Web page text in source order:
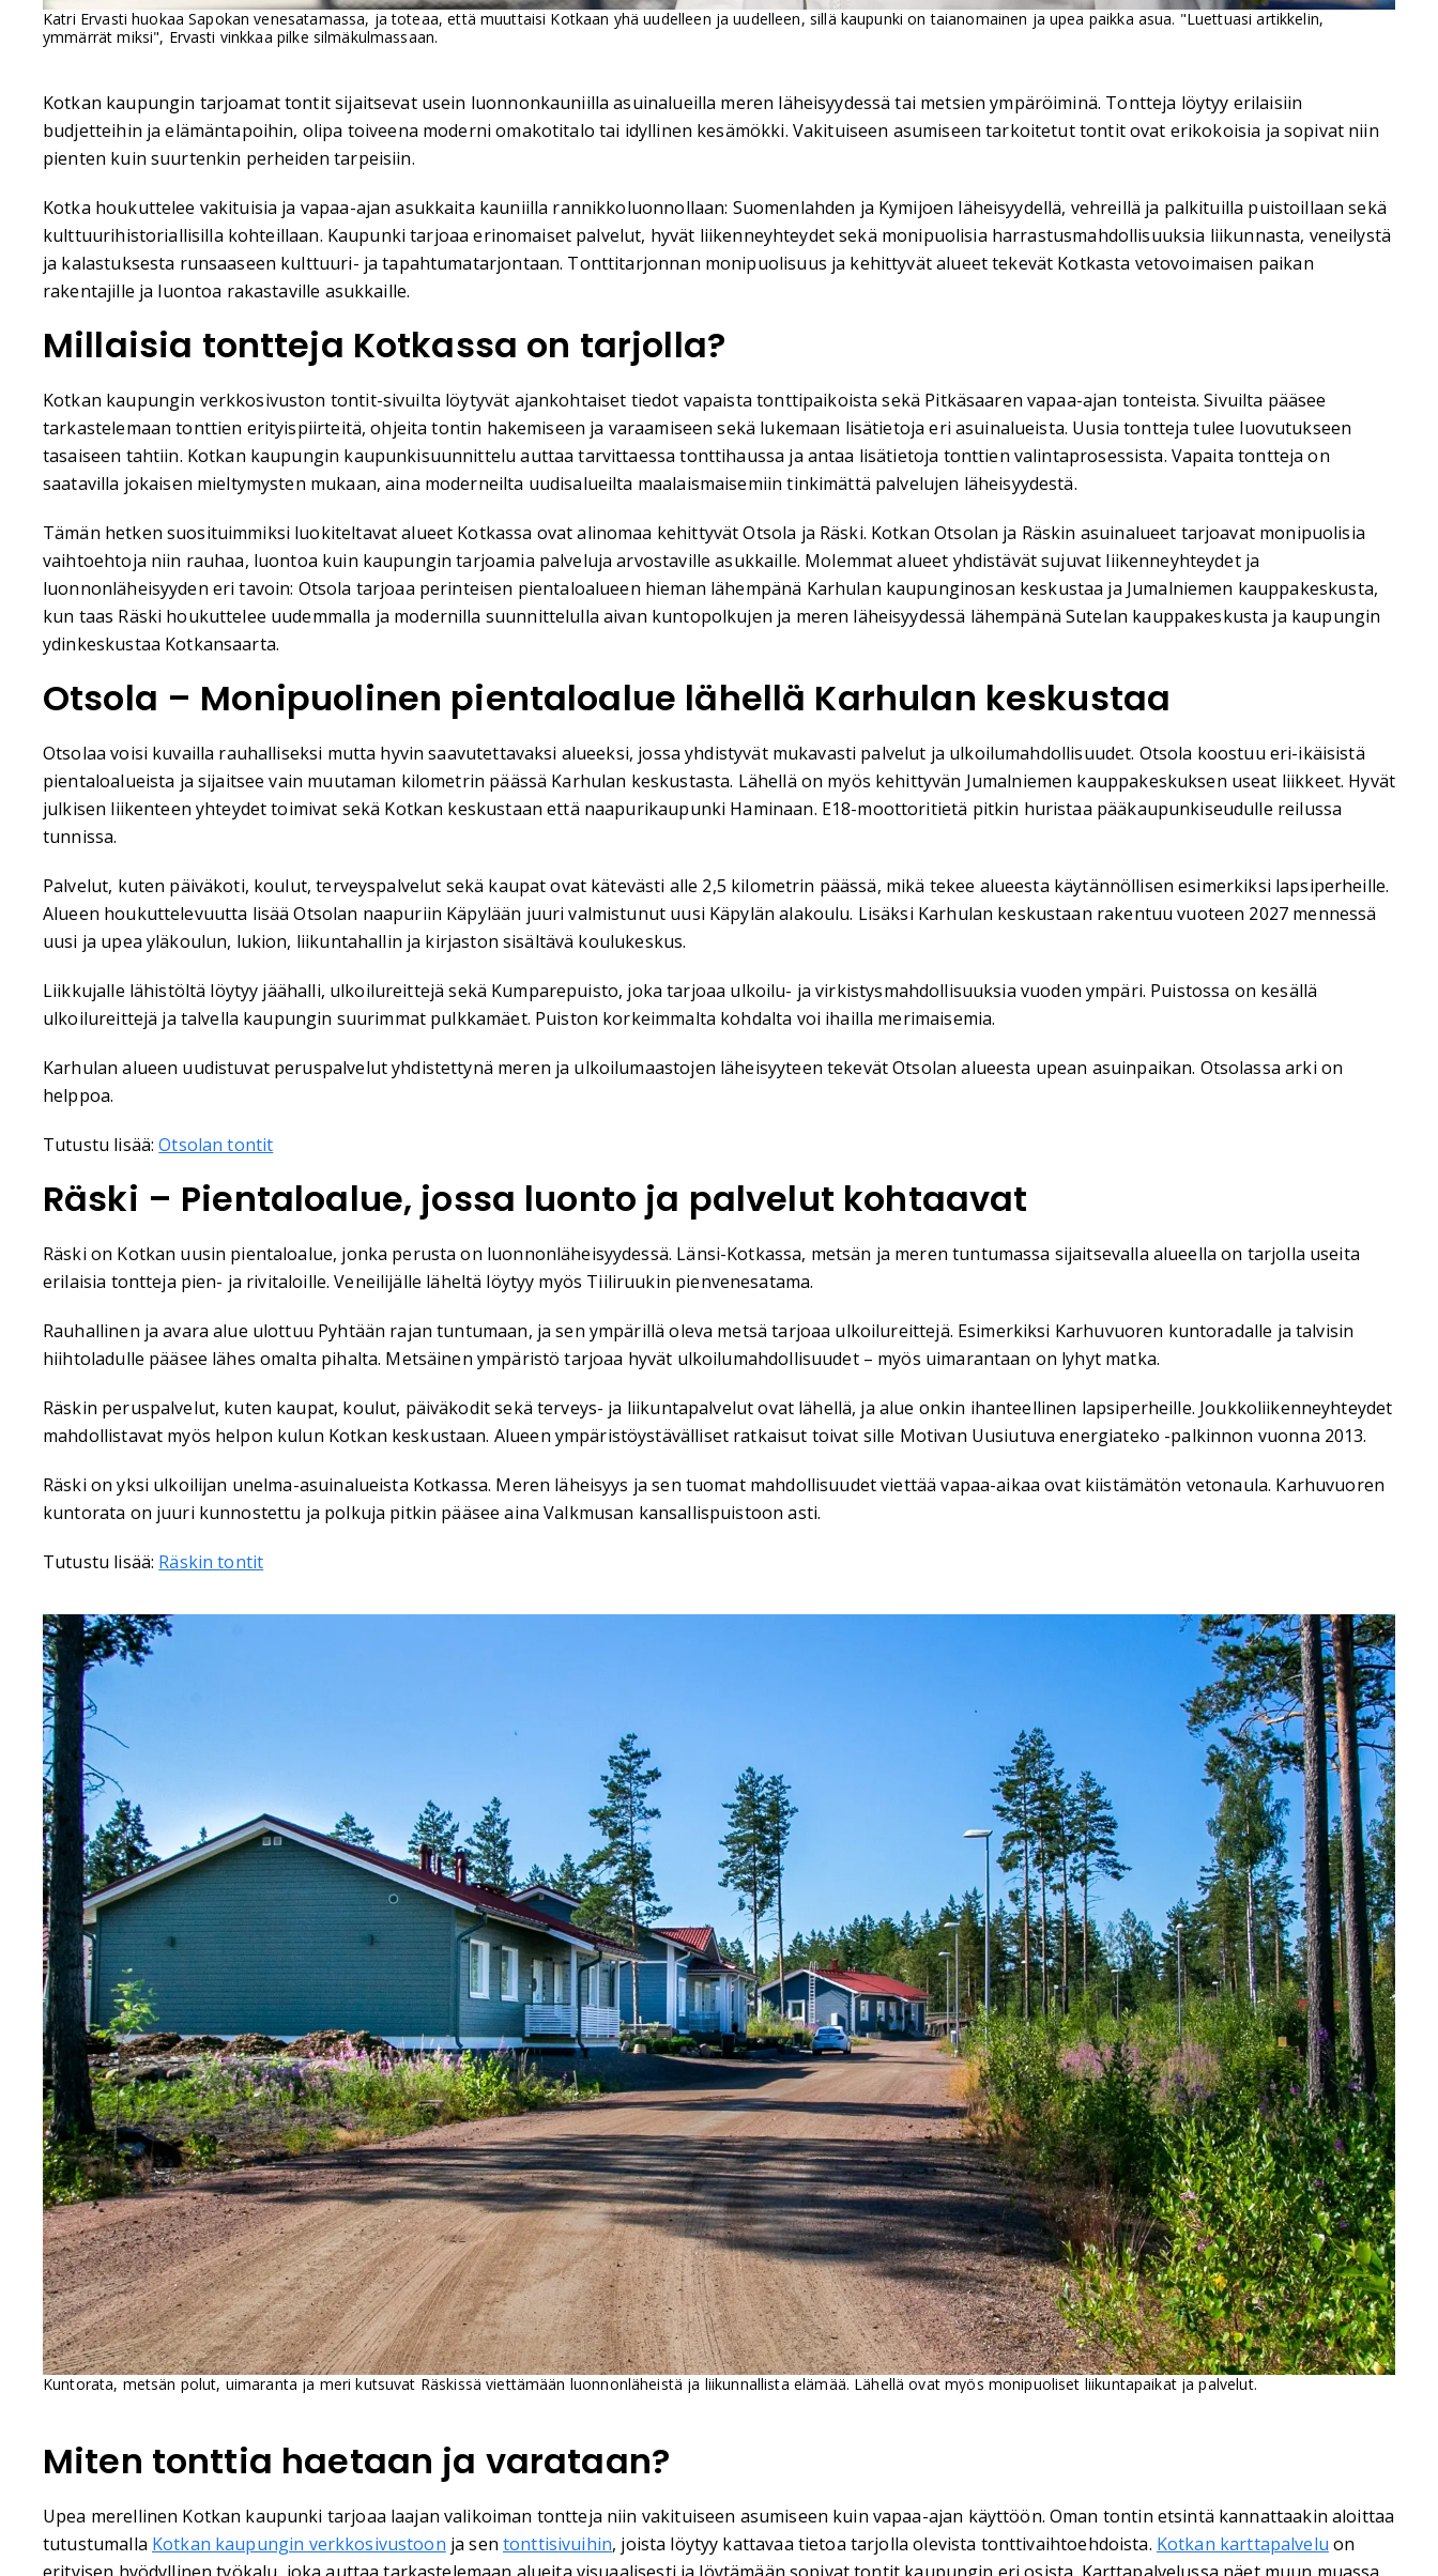
Katri Ervasti huokaa Sapokan venesatamassa, ja toteaa, että muuttaisi Kotkaan yhä uudelleen ja uudelleen, sillä kaupunki on taianomainen ja upea paikka asua. "Luettuasi artikkelin,
ymmärrät miksi", Ervasti vinkkaa pilke silmäkulmassaan.
Kotkan kaupungin tarjoamat tontit sijaitsevat usein luonnonkauniilla asuinalueilla meren läheisyydessä tai metsien ympäröiminä. Tontteja löytyy erilaisiin
budjetteihin ja elämäntapoihin, olipa toiveena moderni omakotitalo tai idyllinen kesämökki. Vakituiseen asumiseen tarkoitetut tontit ovat erikokoisia ja sopivat niin
pienten kuin suurtenkin perheiden tarpeisiin.
Kotka houkuttelee vakituisia ja vapaa-ajan asukkaita kauniilla rannikkoluonnollaan: Suomenlahden ja Kymijoen läheisyydellä, vehreillä ja palkituilla puistoillaan sekä
kulttuurihistoriallisilla kohteillaan. Kaupunki tarjoaa erinomaiset palvelut, hyvät liikenneyhteydet sekä monipuolisia harrastusmahdollisuuksia liikunnasta, veneilystä
ja kalastuksesta runsaaseen kulttuuri- ja tapahtumatarjontaan. Tonttitarjonnan monipuolisuus ja kehittyvät alueet tekevät Kotkasta vetovoimaisen paikan
rakentajille ja luontoa rakastaville asukkaille.
Millaisia tontteja Kotkassa on tarjolla?
Kotkan kaupungin verkkosivuston tontit-sivuilta löytyvät ajankohtaiset tiedot vapaista tonttipaikoista sekä Pitkäsaaren vapaa-ajan tonteista. Sivuilta pääsee
tarkastelemaan tonttien erityispiirteitä, ohjeita tontin hakemiseen ja varaamiseen sekä lukemaan lisätietoja eri asuinalueista. Uusia tontteja tulee luovutukseen
tasaiseen tahtiin. Kotkan kaupungin kaupunkisuunnittelu auttaa tarvittaessa tonttihaussa ja antaa lisätietoja tonttien valintaprosessista. Vapaita tontteja on
saatavilla jokaisen mieltymysten mukaan, aina moderneilta uudisalueilta maalaismaisemiin tinkimättä palvelujen läheisyydestä.
Tämän hetken suosituimmiksi luokiteltavat alueet Kotkassa ovat alinomaa kehittyvät Otsola ja Räski. Kotkan Otsolan ja Räskin asuinalueet tarjoavat monipuolisia
vaihtoehtoja niin rauhaa, luontoa kuin kaupungin tarjoamia palveluja arvostaville asukkaille. Molemmat alueet yhdistävät sujuvat liikenneyhteydet ja
luonnonläheisyyden eri tavoin: Otsola tarjoaa perinteisen pientaloalueen hieman lähempänä Karhulan kaupunginosan keskustaa ja Jumalniemen kauppakeskusta,
kun taas Räski houkuttelee uudemmalla ja modernilla suunnittelulla aivan kuntopolkujen ja meren läheisyydessä lähempänä Sutelan kauppakeskusta ja kaupungin
ydinkeskustaa Kotkansaarta.
Otsola – Monipuolinen pientaloalue lähellä Karhulan keskustaa
Otsolaa voisi kuvailla rauhalliseksi mutta hyvin saavutettavaksi alueeksi, jossa yhdistyvät mukavasti palvelut ja ulkoilumahdollisuudet. Otsola koostuu eri-ikäisistä
pientaloalueista ja sijaitsee vain muutaman kilometrin päässä Karhulan keskustasta. Lähellä on myös kehittyvän Jumalniemen kauppakeskuksen useat liikkeet. Hyvät
julkisen liikenteen yhteydet toimivat sekä Kotkan keskustaan että naapurikaupunki Haminaan. E18-moottoritietä pitkin huristaa pääkaupunkiseudulle reilussa
tunnissa.
Palvelut, kuten päiväkoti, koulut, terveyspalvelut sekä kaupat ovat kätevästi alle 2,5 kilometrin päässä, mikä tekee alueesta käytännöllisen esimerkiksi lapsiperheille.
Alueen houkuttelevuutta lisää Otsolan naapuriin Käpylään juuri valmistunut uusi Käpylän alakoulu. Lisäksi Karhulan keskustaan rakentuu vuoteen 2027 mennessä
uusi ja upea yläkoulun, lukion, liikuntahallin ja kirjaston sisältävä koulukeskus.
Liikkujalle lähistöltä löytyy jäähalli, ulkoilureittejä sekä Kumparepuisto, joka tarjoaa ulkoilu- ja virkistysmahdollisuuksia vuoden ympäri. Puistossa on kesällä
ulkoilureittejä ja talvella kaupungin suurimmat pulkkamäet. Puiston korkeimmalta kohdalta voi ihailla merimaisemia.
Karhulan alueen uudistuvat peruspalvelut yhdistettynä meren ja ulkoilumaastojen läheisyyteen tekevät Otsolan alueesta upean asuinpaikan. Otsolassa arki on
helppoa.
Tutustu lisää:Otsolan tontit
Räski – Pientaloalue, jossa luonto ja palvelut kohtaavat
Räski on Kotkan uusin pientaloalue, jonka perusta on luonnonläheisyydessä. Länsi-Kotkassa, metsän ja meren tuntumassa sijaitsevalla alueella on tarjolla useita
erilaisia tontteja pien- ja rivitaloille. Veneilijälle läheltä löytyy myös Tiiliruukin pienvenesatama.
Rauhallinen ja avara alue ulottuu Pyhtään rajan tuntumaan, ja sen ympärillä oleva metsä tarjoaa ulkoilureittejä. Esimerkiksi Karhuvuoren kuntoradalle ja talvisin
hiihtoladulle pääsee lähes omalta pihalta. Metsäinen ympäristö tarjoaa hyvät ulkoilumahdollisuudet – myös uimarantaan on lyhyt matka.
Räskin peruspalvelut, kuten kaupat, koulut, päiväkodit sekä terveys- ja liikuntapalvelut ovat lähellä, ja alue onkin ihanteellinen lapsiperheille. Joukkoliikenneyhteydet
mahdollistavat myös helpon kulun Kotkan keskustaan. Alueen ympäristöystävälliset ratkaisut toivat sille Motivan Uusiutuva energiateko -palkinnon vuonna 2013.
Räski on yksi ulkoilijan unelma-asuinalueista Kotkassa. Meren läheisyys ja sen tuomat mahdollisuudet viettää vapaa-aikaa ovat kiistämätön vetonaula. Karhuvuoren
kuntorata on juuri kunnostettu ja polkuja pitkin pääsee aina Valkmusan kansallispuistoon asti.
Tutustu lisää: Räskin tontit
Kuntorata, metsän polut, uimaranta ja meri kutsuvat Räskissä viettämään luonnonläheistä ja liikunnallista elämää. Lähellä ovat myös monipuoliset liikuntapaikat ja palvelut.
Miten tonttia haetaan ja varataan?
Upea merellinen Kotkan kaupunki tarjoaa laajan valikoiman tontteja niin vakituiseen asumiseen kuin vapaa-ajan käyttöön. Oman tontin etsintä kannattaakin aloittaa
tutustumalla Kotkan kaupungin verkkosivustoon ja sen tonttisivuihin, joista löytyy kattavaa tietoa tarjolla olevista tonttivaihtoehdoista. Kotkan karttapalvelu on